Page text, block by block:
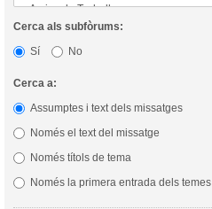
Cerca als subfòrums:
Sí
No
Cerca a:
Assumptes i text dels missatges
Només el text del missatge
Només títols de tema
Només la primera entrada dels temes